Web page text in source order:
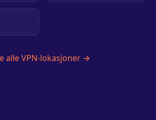
alle VPN-lokasjoner →